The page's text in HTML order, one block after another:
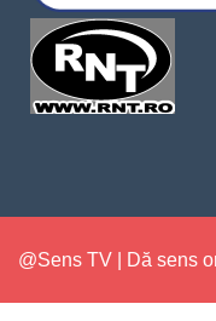
@Sens TV | Dă sens